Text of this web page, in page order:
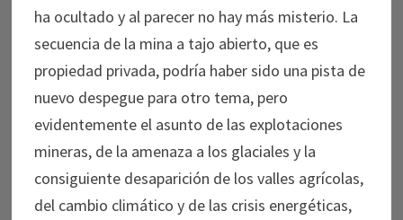
ha ocultado y al parecer no hay más misterio. La
secuencia de la mina a tajo abierto, que es
propiedad privada, podría haber sido una pista de
nuevo despegue para otro tema, pero
evidentemente el asunto de las explotaciones
mineras, de la amenaza a los glaciales y la
consiguiente desaparición de los valles agrícolas,
del cambio climático y de las crisis energéticas,